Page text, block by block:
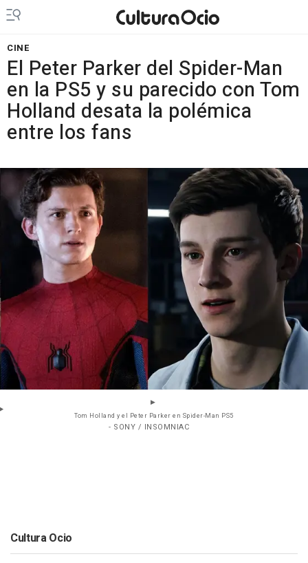
CINE
El Peter Parker del Spider-Man
en la PS5 y su parecido con Tom
Holland desata la polémica
entre los fans
Tom Holland y el Peter Parker en Spider-Man PS5
- SONY / INSOMNIAC
Cultura Ocio